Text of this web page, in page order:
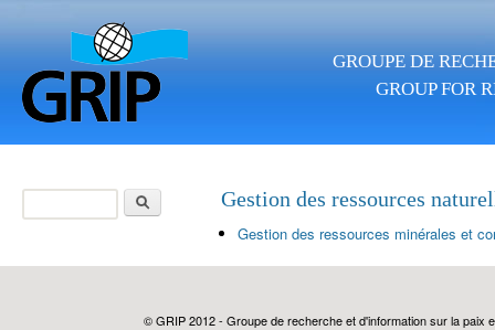
GROUPE DE
GROUP FOR
Gestion des ressources
Gestion des ressources minérales et
Formulaire de
© GRIP 2012 - Groupe de recherche et d'information sur la paix